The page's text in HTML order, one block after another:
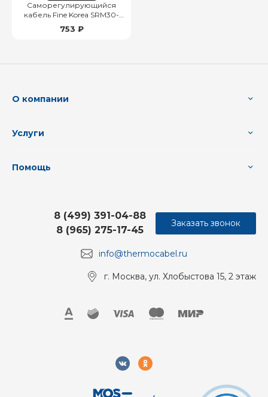
Саморегулирующийся
кабель Fine Korea SRM30-
2CR
753 ₽
О компании
Услуги
Помощь
info@thermocabel.ru
8 (499) 391-04-88
8 (965) 275-17-45
г. Москва, ул. Хлобыстова 15, 2 этаж
Заказать звонок